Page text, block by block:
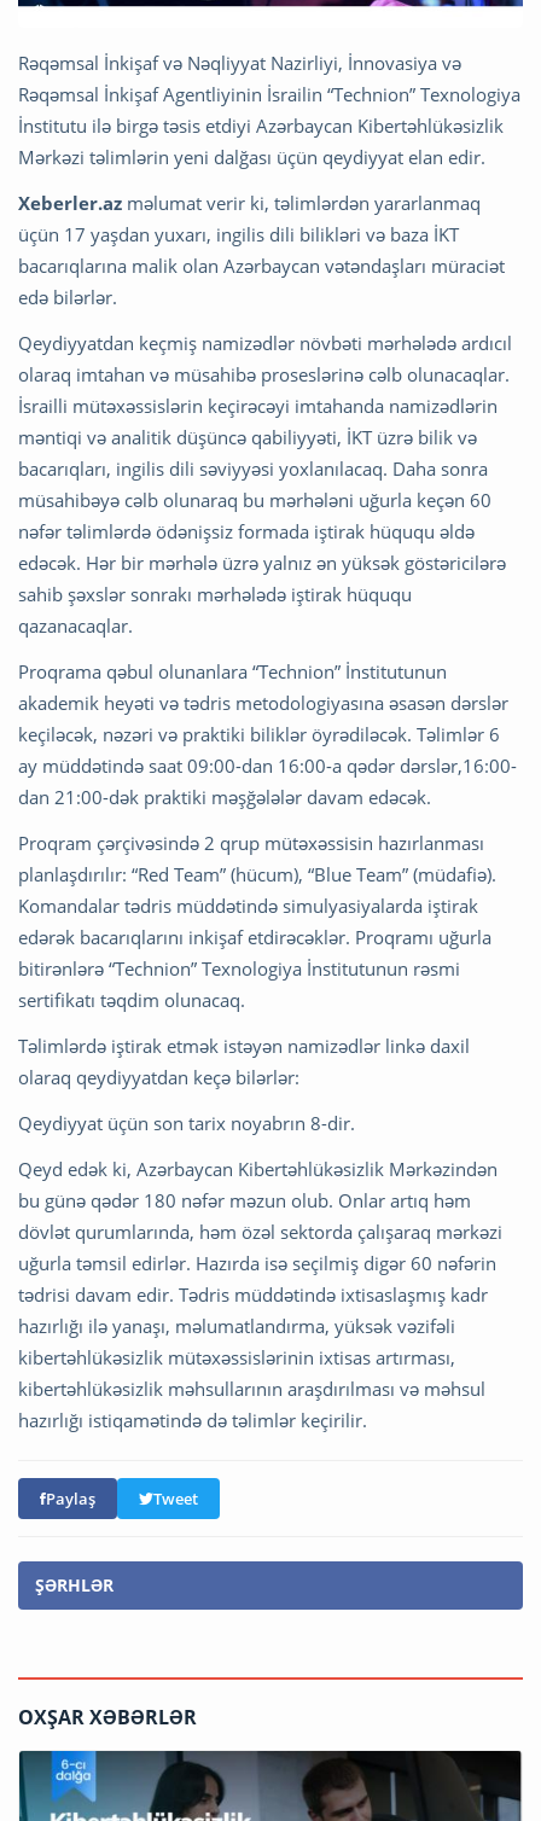
Rəqəmsal İnkişaf və Nəqliyyat Nazirliyi, İnnovasiya və
Rəqəmsal İnkişaf Agentliyinin İsrailin “Technion” Texnologiya
İnstitutu ilə birgə təsis etdiyi Azərbaycan Kibertəhlükəsizlik
Mərkəzi təlimlərin yeni dalğası üçün qeydiyyat elan edir.
Xeberler.az məlumat verir ki, təlimlərdən yararlanmaq
üçün 17 yaşdan yuxarı, ingilis dili bilikləri və baza İKT
bacarıqlarına malik olan Azərbaycan vətəndaşları müraciət
edə bilərlər.
Qeydiyyatdan keçmiş namizədlər növbəti mərhələdə ardıcıl
olaraq imtahan və müsahibə proseslərinə cəlb olunacaqlar.
İsrailli mütəxəssislərin keçirəcəyi imtahanda namizədlərin
məntiqi və analitik düşüncə qabiliyyəti, İKT üzrə bilik və
bacarıqları, ingilis dili səviyyəsi yoxlanılacaq. Daha sonra
müsahibəyə cəlb olunaraq bu mərhələni uğurla keçən 60
nəfər təlimlərdə ödənişsiz formada iştirak hüququ əldə
edəcək. Hər bir mərhələ üzrə yalnız ən yüksək göstəricilərə
sahib şəxslər sonrakı mərhələdə iştirak hüququ
qazanacaqlar.
Proqrama qəbul olunanlara “Technion” İnstitutunun
akademik heyəti və tədris metodologiyasına əsasən dərslər
keçiləcək, nəzəri və praktiki biliklər öyrədiləcək. Təlimlər 6
ay müddətində saat 09:00-dan 16:00-a qədər dərslər,16:00-
dan 21:00-dək praktiki məşğələlər davam edəcək.
Proqram çərçivəsində 2 qrup mütəxəssisin hazırlanması
planlaşdırılır: “Red Team” (hücum), “Blue Team” (müdafiə).
Komandalar tədris müddətində simulyasiyalarda iştirak
edərək bacarıqlarını inkişaf etdirəcəklər. Proqramı uğurla
bitirənlərə “Technion” Texnologiya İnstitutunun rəsmi
sertifikatı təqdim olunacaq.
Təlimlərdə iştirak etmək istəyən namizədlər linkə daxil
olaraq qeydiyyatdan keçə bilərlər:
Qeydiyyat üçün son tarix noyabrın 8-dir.
Qeyd edək ki, Azərbaycan Kibertəhlükəsizlik Mərkəzindən
bu günə qədər 180 nəfər məzun olub. Onlar artıq həm
dövlət qurumlarında, həm özəl sektorda çalışaraq mərkəzi
uğurla təmsil edirlər. Hazırda isə seçilmiş digər 60 nəfərin
tədrisi davam edir. Tədris müddətində ixtisaslaşmış kadr
hazırlığı ilə yanaşı, məlumatlandırma, yüksək vəzifəli
kibertəhlükəsizlik mütəxəssislərinin ixtisas artırması,
kibertəhlükəsizlik məhsullarının araşdırılması və məhsul
hazırlığı istiqamətində də təlimlər keçirilir.
Paylaş Tweet
ŞƏRHLƏR
OXŞAR XƏBƏRLƏR